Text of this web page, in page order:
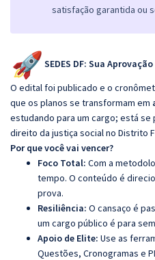
satisfação garantida ou
SEDES DF: Sua
O edital foi publicado e o
que os planos se transformam em
estudando para um cargo; está se
direito da justiça social no Distrito
Por que você vai vencer?
Foco Total: Com a
tempo. O conteúdo é
prova.
Resiliência: O cansaço é
um cargo público é para
Apoio de Elite: Use as
Questões, Cronogramas e